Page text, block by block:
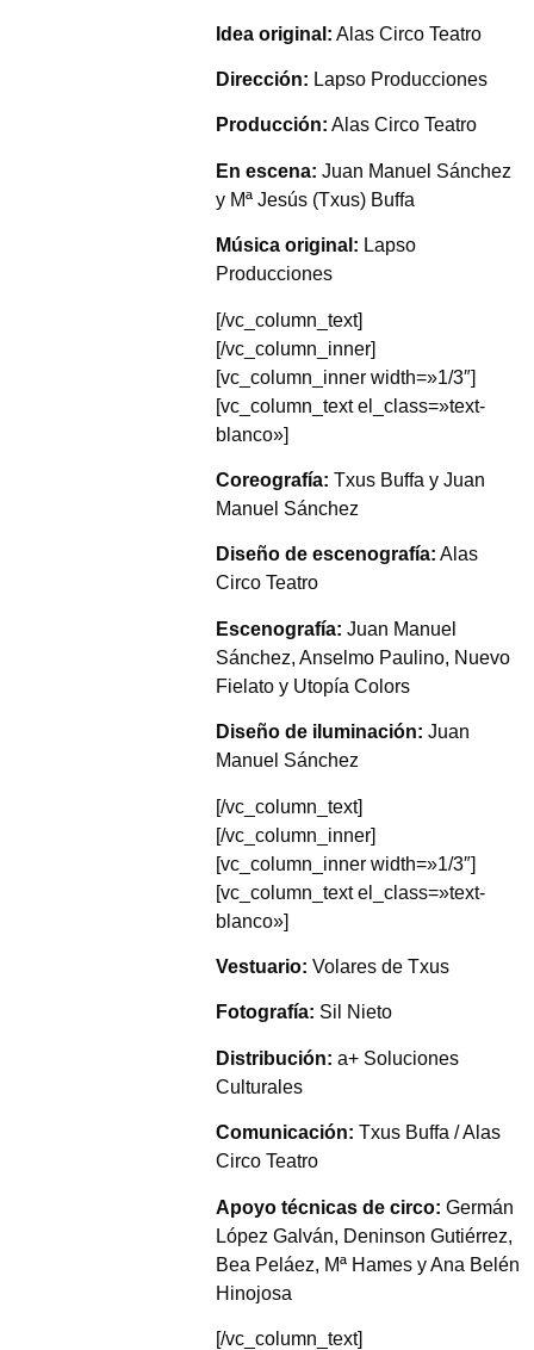
Idea original: Alas Circo Teatro
Dirección: Lapso Producciones
Producción: Alas Circo Teatro
En escena: Juan Manuel Sánchez
y Mª Jesús (Txus) Buffa
Música original: Lapso
Producciones
[/vc_column_text]
[/vc_column_inner]
[vc_column_inner width=»1/3″]
[vc_column_text el_class=»text-
blanco»]
Coreografía: Txus Buffa y Juan
Manuel Sánchez
Diseño de escenografía: Alas
Circo Teatro
Escenografía: Juan Manuel
Sánchez, Anselmo Paulino, Nuevo
Fielato y Utopía Colors
Diseño de iluminación: Juan
Manuel Sánchez
[/vc_column_text]
[/vc_column_inner]
[vc_column_inner width=»1/3″]
[vc_column_text el_class=»text-
blanco»]
Vestuario: Volares de Txus
Fotografía: Sil Nieto
Distribución: a+ Soluciones
Culturales
Comunicación: Txus Buffa / Alas
Circo Teatro
Apoyo técnicas de circo: Germán
López Galván, Deninson Gutiérrez,
Bea Peláez, Mª Hames y Ana Belén
Hinojosa
[/vc_column_text]